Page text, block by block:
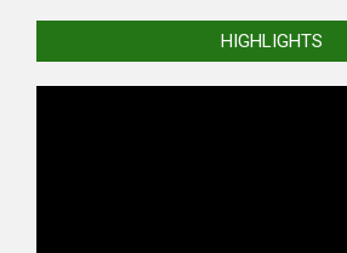
HIGHLIGHTS